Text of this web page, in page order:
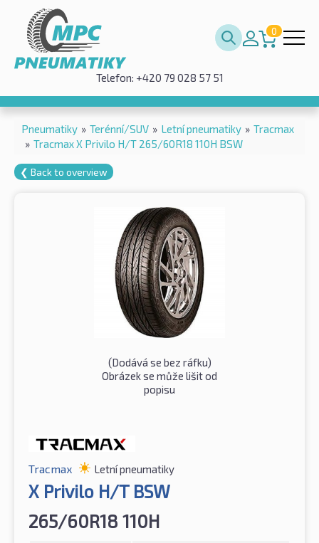
0
Telefon: +420 79 028 57 51
Pneumatiky » Terénní/SUV » Letní pneumatiky » Tracmax
» Tracmax X Privilo H/T 265/60R18 110H BSW
❮ Back to overview
(Dodává se bez ráfku)
Obrázek se může lišit od
popisu
Tracmax Letní pneumatiky
X Privilo H/T BSW
265/60R18 110H